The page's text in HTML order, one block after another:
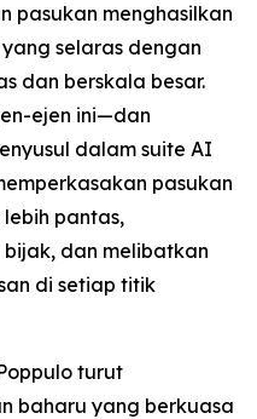
pasukan menghasilkan
selaras dengan
dan berskala besar.
ejen ini—dan
dalam suite AI
pasukan
pantas,
dan melibatkan
di setiap titik
turut
baharu yang berkuasa